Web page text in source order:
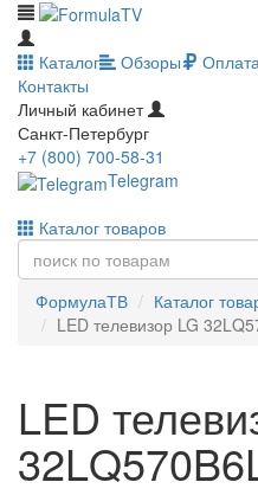
Каталог Обзоры
Контакты
Личный кабинет
Санкт-Петербург
+7 (800) 700-58-31
Telegram
Каталог товаров
ФормулаТВ Каталог
LED телевизор LG
LED